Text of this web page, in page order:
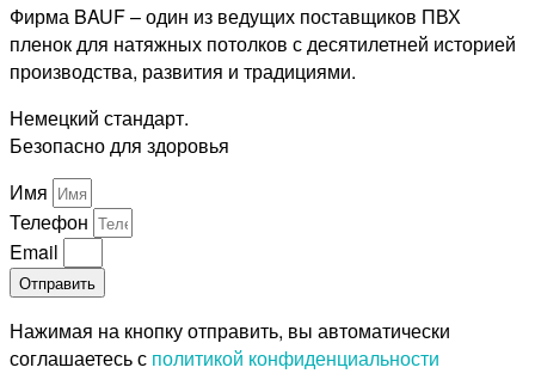
Фирма BAUF – один из ведущих поставщиков ПВХ
пленок для натяжных потолков с десятилетней историей
производства, развития и традициями.
Немецкий стандарт.
Безопасно для здоровья
Имя
Телефон
Email
Отправить
Нажимая на кнопку отправить, вы автоматически
соглашаетесь с политикой конфиденциальности